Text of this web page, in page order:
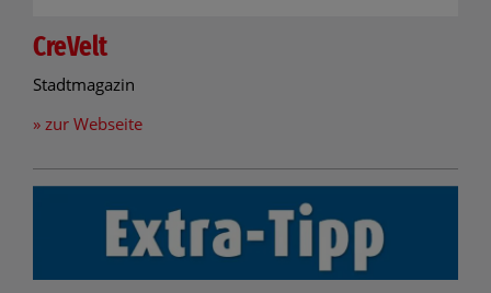
CreVelt
Stadtmagazin
» zur Webseite